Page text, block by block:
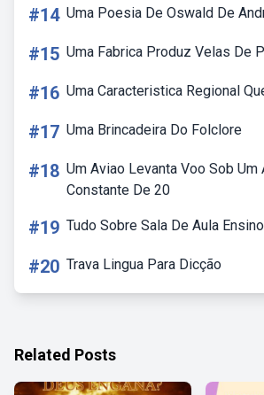
#14 Uma Poesia De Oswald De
#15 Uma Fabrica Produz Velas De
#16 Uma Caracteristica Regional
#17 Uma Brincadeira Do Folclore
#18 Um Aviao Levanta Voo Sob Um
Constante De 20
#19 Tudo Sobre Sala De Aula
#20 Trava Lingua Para Dicção
Related Posts